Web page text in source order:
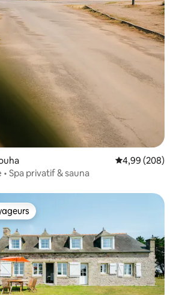
Évaluation
4,99 (208)
Spa privatif & sauna